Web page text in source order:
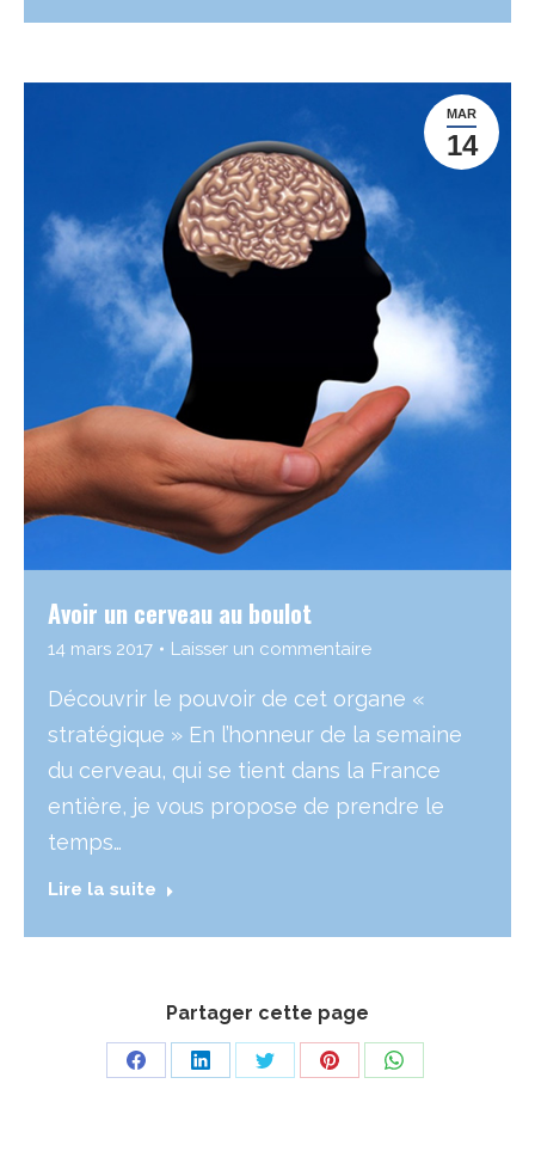
MAR
14
Avoir un cerveau au boulot
14 mars 2017 Laisser un commentaire
Découvrir le pouvoir de cet organe «
stratégique » En l’honneur de la semaine
du cerveau, qui se tient dans la France
entière, je vous propose de prendre le
temps…
Lire la suite
Partager cette page
Share
Share
Share
Share
Share